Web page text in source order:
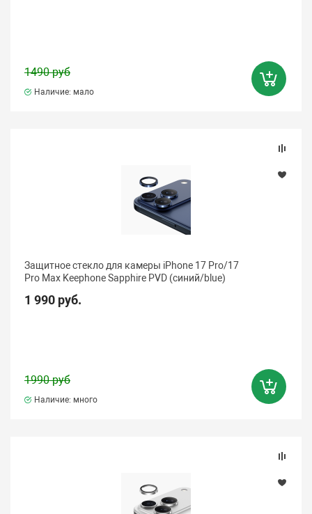
1490 руб
Наличие: мало
Защитное стекло для камеры iPhone 17 Pro/17
Pro Max Keephone Sapphire PVD (синий/blue)
1 990 руб.
1990 руб
Наличие: много